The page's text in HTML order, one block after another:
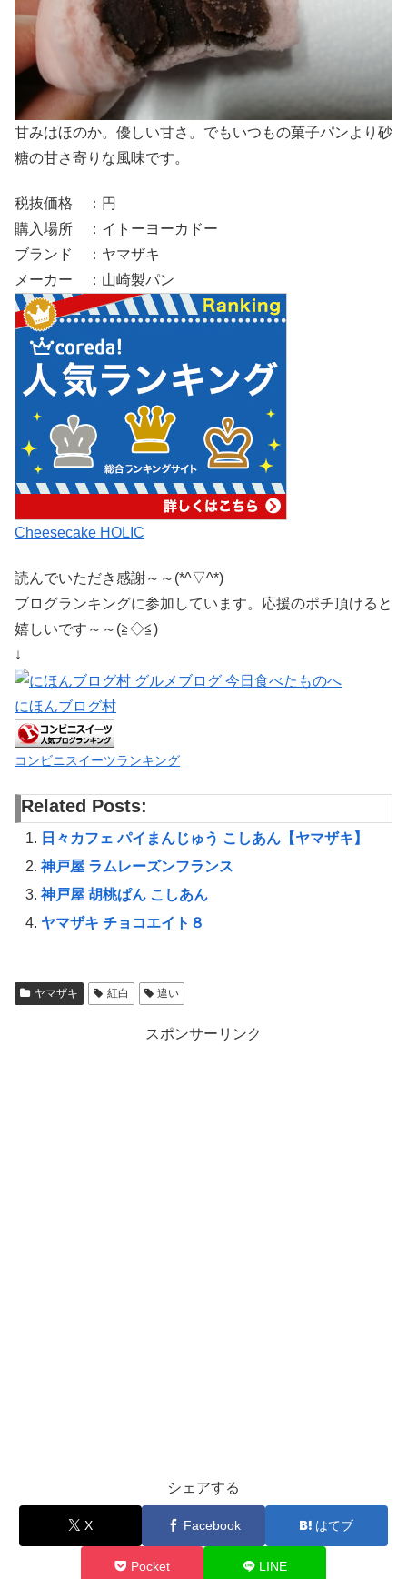
甘みはほのか。優しい甘さ。でもいつもの菓子パンより砂
糖の甘さ寄りな風味です。
税抜価格 ：円
購入場所 ：イトーヨーカドー
ブランド ：ヤマザキ
メーカー ：山崎製パン
Cheesecake HOLIC
読んでいただき感謝～～(*^▽^*)
ブログランキングに参加しています。応援のポチ頂けると
嬉しいです～～(≧◇≦)
↓
にほんブログ村
コンビニスイーツランキング
Related Posts:
日々カフェ パイまんじゅう こしあん【ヤマザキ】
神戸屋 ラムレーズンフランス
神戸屋 胡桃ぱん こしあん
ヤマザキ チョコエイト８
ヤマザキ 紅白 違い
スポンサーリンク
シェアする
X Facebook はてブ
Pocket LINE